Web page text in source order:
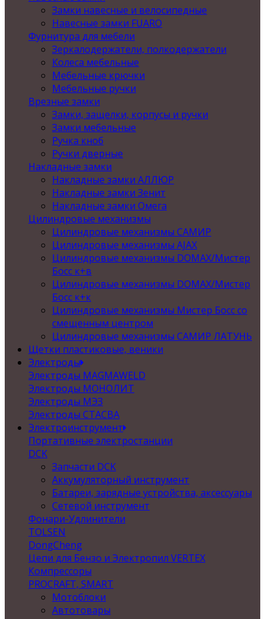
Замки навесные и велосипедные
Навесные замки FUARO
Фурнитура для мебели
Зеркалодержатели, полкодержатели
Колеса мебельные
Мебельные крючки
Мебельные ручки
Врезные замки
Замки, защелки, корпусы и ручки
Замки мебельные
Ручка кноб
Ручки дверные
Накладные замки
Накладные замки АЛЛЮР
Накладные замки Зенит
Накладные замки Омега
Цилиндровые механизмы
Цилиндровые механизмы САМИР
Цилиндровые механизмы AJAX
Цилиндровые механизмы DOMAX/Мистер
Босс к+в
Цилиндровые механизмы DOMAX/Мистер
Босс к+к
Цилиндровые механизмы Мистер Босс со
смещенным центром
Цилиндровые механизмы САМИР ЛАТУНЬ
Щетки пластиковые, веники
Электроды
Электроды MAGMAWELD
Электроды МОНОЛИТ
Электроды МЭЗ
Электроды СТАСВА
Электроинструмент
Портативные электростанции
DCK
Запчасти DCK
Аккумуляторный инструмент
Батареи, зарядные устройства, аксессуары
Сетевой инструмент
Фонари-Удлинители
TOLSEN
DongCheng
Цепи для Бензо и Электропил VERTEX
Компрессоры
PROCRAFT, SMART
Мотоблоки
Автотовары